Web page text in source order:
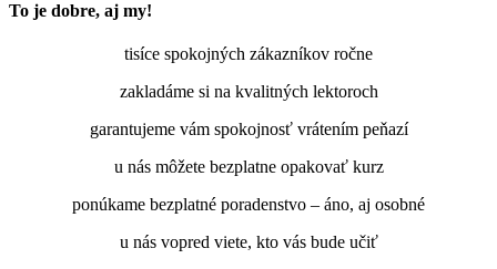
To je dobre, aj my!
tisíce spokojných zákazníkov ročne
zakladáme si na kvalitných lektoroch
garantujeme vám spokojnosť vrátením peňazí
u nás môžete bezplatne opakovať kurz
ponúkame bezplatné poradenstvo – áno, aj osobné
u nás vopred viete, kto vás bude učiť